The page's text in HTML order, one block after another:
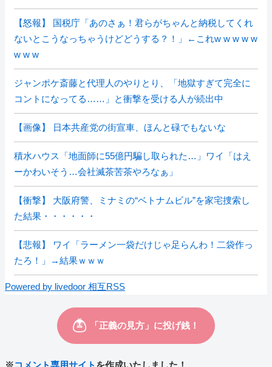
【怒報】 国税庁「あのさぁ！君らがちゃんと納税してくれ
ないとこうなっちゃうけどどうする？！」←これw w w w w
w w w
ジャンポケ斎藤と代理人のやりとり、「地獄すぎて完全に
コントになってる……」と衝撃を受ける人が続出中
【画像】 日本共産党の街宣車、ほんと碌でもないな
積水ハウス「地面師に55億円騙し取られた…」ワイ「はえ
ーかわいそう…会社滅茶苦茶やろなぁ」
【衝撃】 大阪府警、ミナミの“ベトナムビル”を家宅捜索し
た結果・・・・・・
【悲報】 ワイ「ラーメン一袋だけじゃ足らんわ！二袋作っ
たろ！」→結果ｗｗｗ
Powered by livedoor 相互RSS
※コメント専用サイト を作成いたしました！